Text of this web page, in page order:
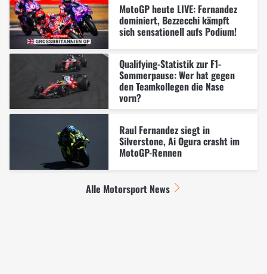
MotoGP heute LIVE: Fernandez
dominiert, Bezzecchi kämpft
sich sensationell aufs Podium!
Qualifying-Statistik zur F1-
Sommerpause: Wer hat gegen
den Teamkollegen die Nase
vorn?
Raul Fernandez siegt in
Silverstone, Ai Ogura crasht im
MotoGP-Rennen
Alle Motorsport News